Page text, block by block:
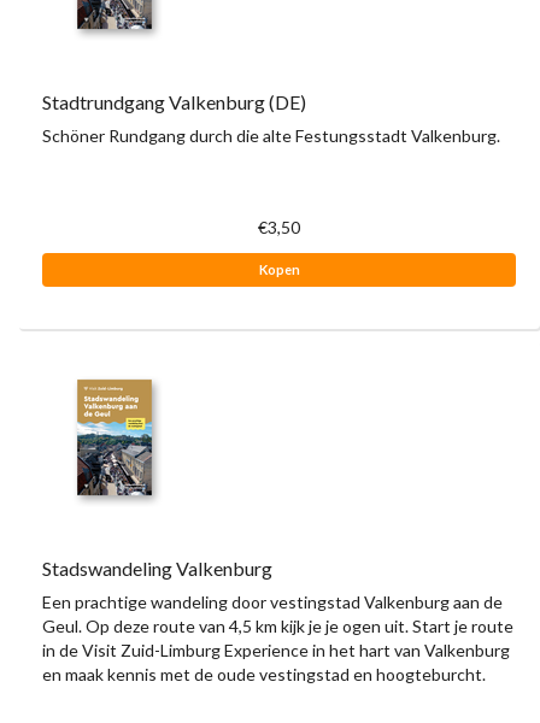
Stadtrundgang Valkenburg (DE)
Schöner Rundgang durch die alte Festungsstadt Valkenburg.
€3,50
Kopen
Stadswandeling Valkenburg
Een prachtige wandeling door vestingstad Valkenburg aan de
Geul. Op deze route van 4,5 km kijk je je ogen uit. Start je route
in de Visit Zuid-Limburg Experience in het hart van Valkenburg
en maak kennis met de oude vestingstad en hoogteburcht.